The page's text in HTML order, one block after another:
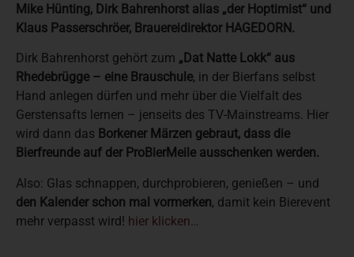
Mike Hünting, Dirk Bahrenhorst alias „der Hoptimist“ und
Klaus Passerschröer, Brauereidirektor HAGEDORN.
Dirk Bahrenhorst gehört zum „Dat Natte Lokk“ aus
Rhedebrügge – eine Brauschule, in der Bierfans selbst
Hand anlegen dürfen und mehr über die Vielfalt des
Gerstensafts lernen – jenseits des TV-Mainstreams. Hier
wird dann das Borkener Märzen gebraut, dass die
Bierfreunde auf der ProBierMeile ausschenken werden.
Also: Glas schnappen, durchprobieren, genießen – und
den Kalender schon mal vormerken, damit kein Bierevent
mehr verpasst wird! hier klicken…